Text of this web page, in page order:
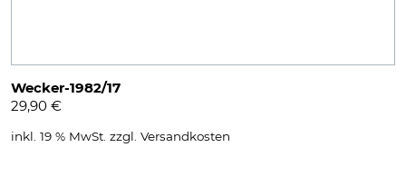
Wecker-1982/17
29,90 €
inkl. 19 % MwSt. zzgl. Versandkosten